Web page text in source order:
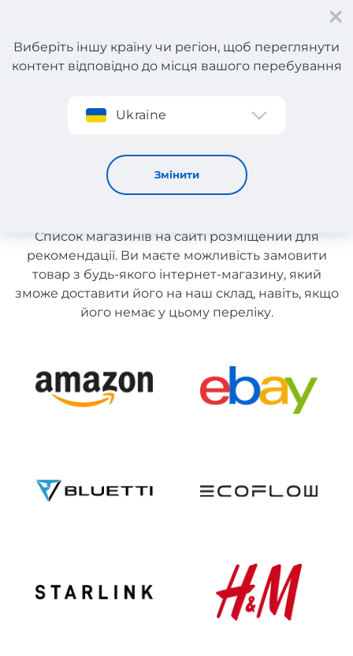
Реєстрація
Виберіть іншу країну чи регіон, щоб переглянути
контент відповідно до місця вашого перебування
Ukraine
Змінити
Все для дитячої кімнати з Італії
Все для дитячої кімнати з
Італії
Список магазинів на сайті розміщений для
рекомендації. Ви маєте можливість замовити
товар з будь-якого інтернет-магазину, який
зможе доставити його на наш склад, навіть, якщо
його немає у цьому переліку.